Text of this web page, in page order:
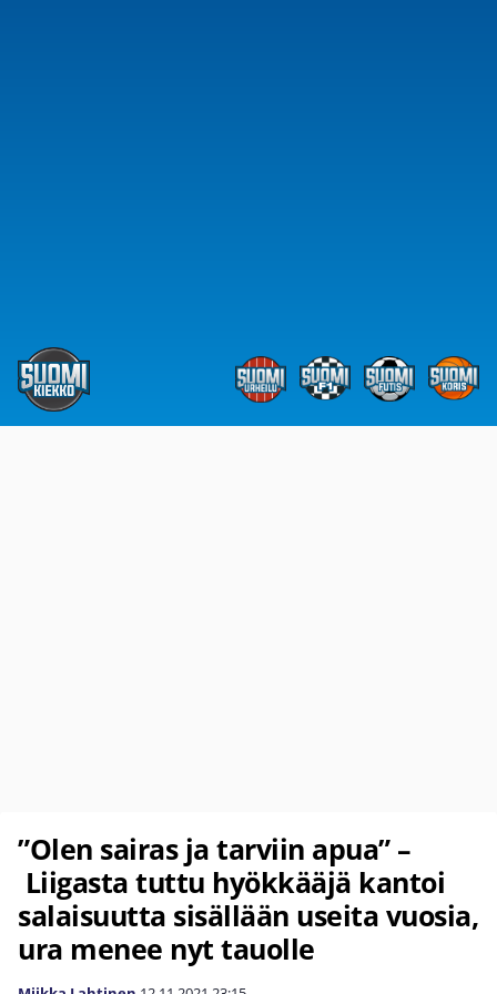
”Olen sairas ja tarviin apua” –
Liigasta tuttu hyökkääjä kantoi
salaisuutta sisällään useita vuosia,
ura menee nyt tauolle